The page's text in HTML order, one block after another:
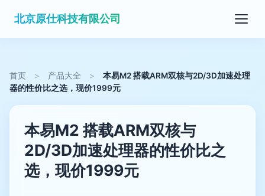
北京原仕科技有限公司
首页 > 产品大全 >
本易M2 搭载ARM双核与2D/3D加速处理
器的性价比之选，现价1999元
本易M2 搭载ARM双核与
2D/3D加速处理器的性价比之
选，现价1999元